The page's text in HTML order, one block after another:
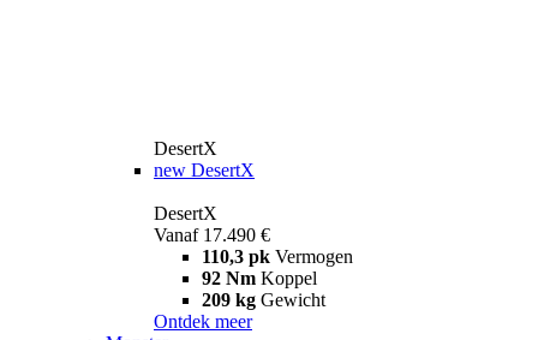
DesertX
new DesertX
DesertX
Vanaf 17.490 €
110,3 pk Vermogen
92 Nm Koppel
209 kg Gewicht
Ontdek meer